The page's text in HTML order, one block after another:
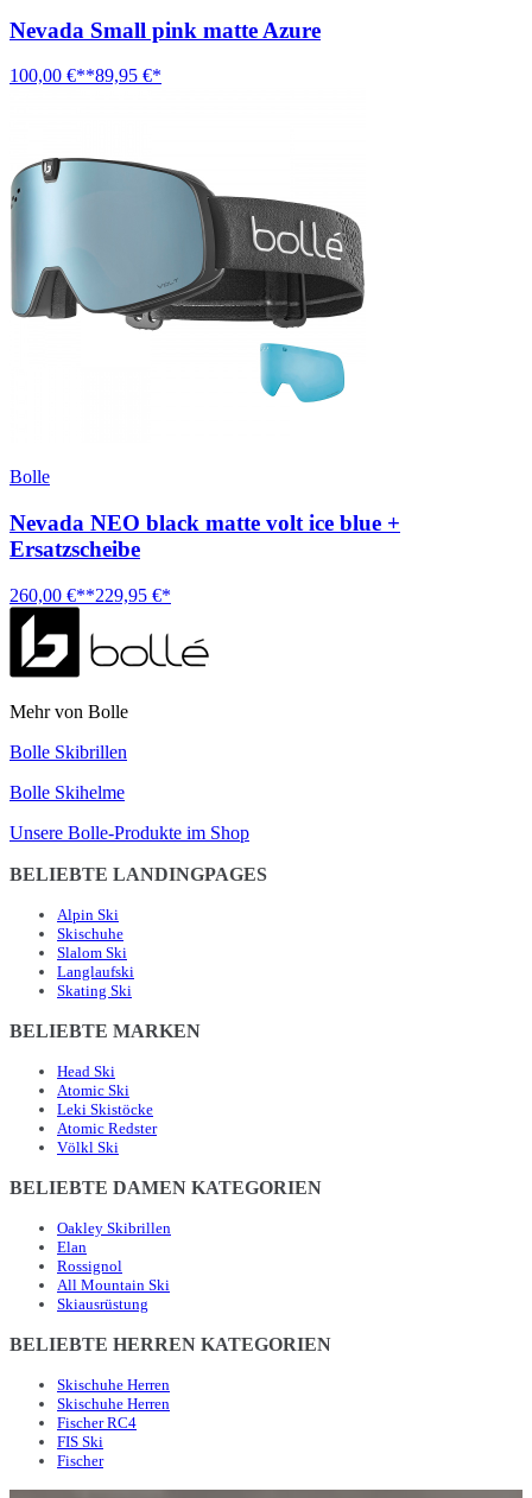
Nevada Small pink matte Azure
100,00 €**89,95 €*
Bolle
Nevada NEO black matte volt ice blue +
Ersatzscheibe
260,00 €**229,95 €*
Mehr von Bolle
Bolle Skibrillen
Bolle Skihelme
Unsere Bolle-Produkte im Shop
BELIEBTE LANDINGPAGES
Alpin Ski
Skischuhe
Slalom Ski
Langlaufski
Skating Ski
BELIEBTE MARKEN
Head Ski
Atomic Ski
Leki Skistöcke
Atomic Redster
Völkl Ski
BELIEBTE DAMEN KATEGORIEN
Oakley Skibrillen
Elan
Rossignol
All Mountain Ski
Skiausrüstung
BELIEBTE HERREN KATEGORIEN
Skischuhe Herren
Skischuhe Herren
Fischer RC4
FIS Ski
Fischer